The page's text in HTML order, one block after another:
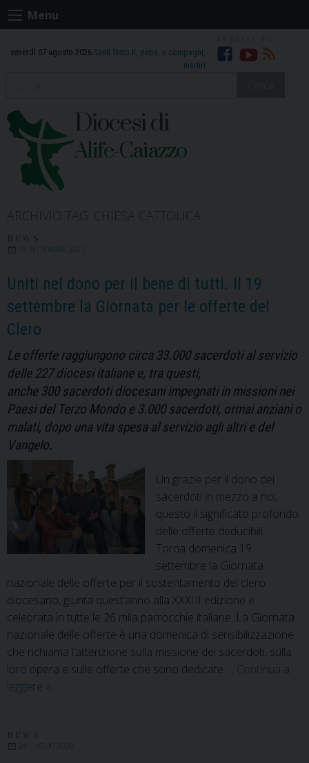
Skip
to
Menu
venerdì 07 agosto 2026 Santi Sisto II, papa, e compagni,
martiri
Facebook
Youtube
RSS
Diocesi di
Alife-Caiazzo
18 SETTEMBRE 2021
Uniti nel dono per il bene di tutti. Il 19
settembre la Giornata per le offerte del
Clero
Le offerte raggiungono circa 33.000 sacerdoti al servizio
delle 227 diocesi italiane e, tra questi,
anche 300 sacerdoti diocesani impegnati in missioni nei
Paesi del Terzo Mondo e 3.000 sacerdoti, ormai anziani o
malati, dopo una vita spesa al servizio agli altri e del
Vangelo.
Un grazie per il dono dei
sacerdoti in mezzo a noi,
questo il significato profondo
delle offerte deducibili.
Torna domenica 19
settembre la Giornata
nazionale delle offerte per il sostentamento del clero
diocesano, giunta quest’anno alla XXXIII edizione e
celebrata in tutte le 26 mila parrocchie italiane. La Giornata
nazionale delle offerte è una domenica di sensibilizzazione
che richiama l’attenzione sulla missione dei sacerdoti, sulla
loro opera e sulle offerte che sono dedicate … Continua a
leggere Uniti
»
24 LUGLIO 2020